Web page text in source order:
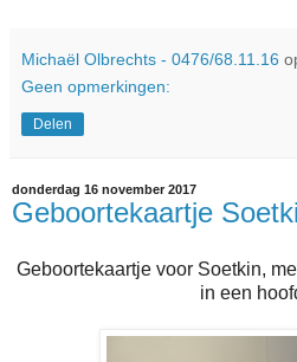
Michaël Olbrechts - 0476/68.11.16
Geen opmerkingen:
Delen
donderdag 16 november 2017
Geboortekaartje
Geboortekaartje voor Soetkin,
in een